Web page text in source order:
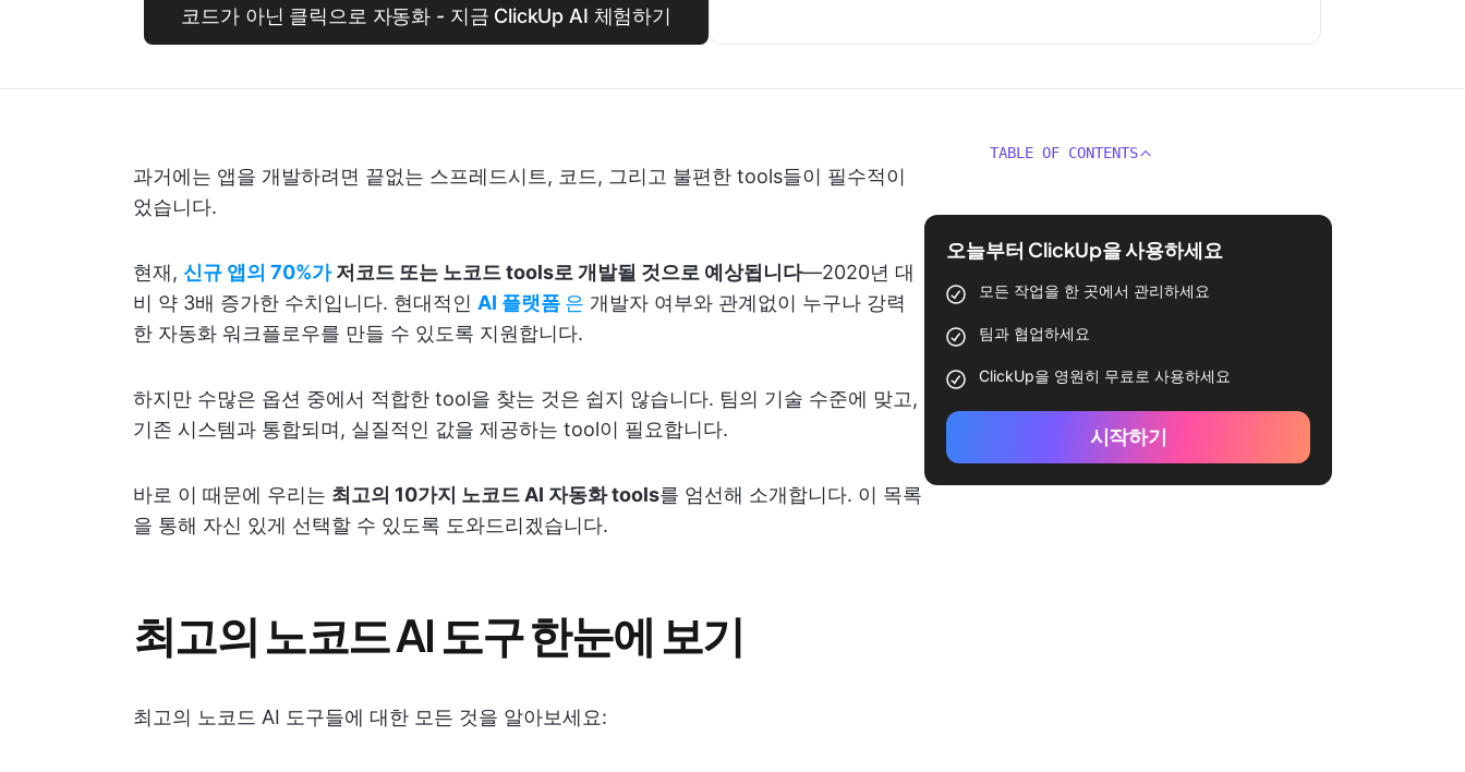
코드가 아닌 클릭으로 자동화 - 지금 ClickUp AI 체험하기
과거에는 앱을 개발하려면 끝없는 스프레드시트, 코드, 그리고 불편한 tools들이 필수적이
었습니다.
현재, 신규 앱의 70%가저코드 또는 노코드 tools로 개발될 것으로 예상됩니다—2020년 대
비 약 3배 증가한 수치입니다. 현대적인 AI 플랫폼 은 개발자 여부와 관계없이 누구나 강력
한 자동화 워크플로우를 만들 수 있도록 지원합니다.
하지만 수많은 옵션 중에서 적합한 tool을 찾는 것은 쉽지 않습니다. 팀의 기술 수준에 맞고,
기존 시스템과 통합되며, 실질적인 값을 제공하는 tool이 필요합니다.
바로 이 때문에 우리는 최고의 10가지 노코드 AI 자동화 tools를 엄선해 소개합니다. 이 목록
을 통해 자신 있게 선택할 수 있도록 도와드리겠습니다.
최고의 노코드 AI 도구 한눈에 보기
최고의 노코드 AI 도구들에 대한 모든 것을 알아보세요:
TABLE OF CONTENTS
오늘부터 ClickUp을 사용하세요
모든 작업을 한 곳에서 관리하세요
팀과 협업하세요
ClickUp을 영원히 무료로 사용하세요
시작하기